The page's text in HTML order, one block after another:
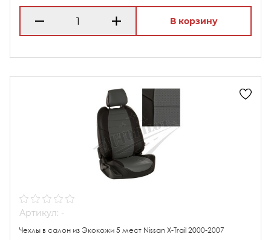
В корзину
Артикул: -
Чехлы в салон из Экокожи 5 мест Nissan X-Trail 2000-2007